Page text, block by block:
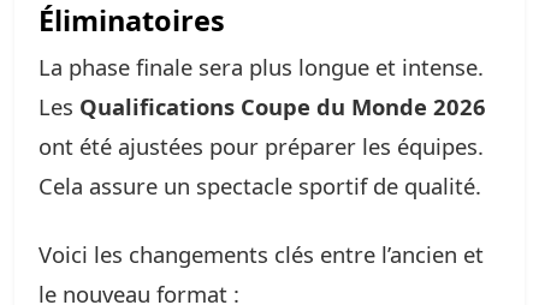
Éliminatoires
La phase finale sera plus longue et intense.
Les Qualifications Coupe du Monde 2026
ont été ajustées pour préparer les équipes.
Cela assure un spectacle sportif de qualité.
Voici les changements clés entre l’ancien et
le nouveau format :